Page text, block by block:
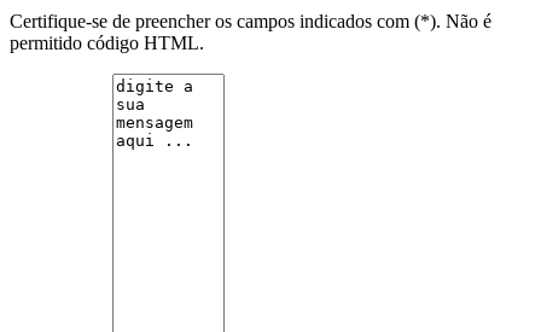
Certifique-se de preencher os campos indicados com (*). Não é
permitido código HTML.